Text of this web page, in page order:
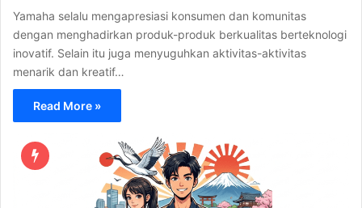
Yamaha selalu mengapresiasi konsumen dan komunitas
dengan menghadirkan produk-produk berkualitas berteknologi
inovatif. Selain itu juga menyuguhkan aktivitas-aktivitas
menarik dan kreatif…
Read More »